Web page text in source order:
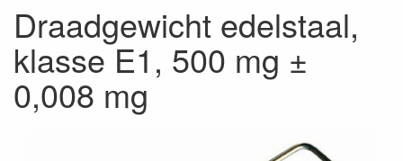
Draadgewicht edelstaal,
klasse E1, 500 mg ±
0,008 mg